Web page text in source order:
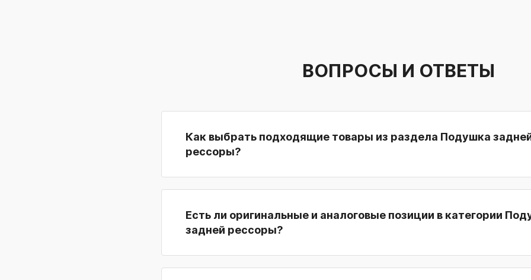
ВОПРОСЫ И ОТВЕТЫ
Как выбрать подходящие товары из раздела Подушка
рессоры?
Есть ли оригинальные и аналоговые позиции в категории
задней рессоры?